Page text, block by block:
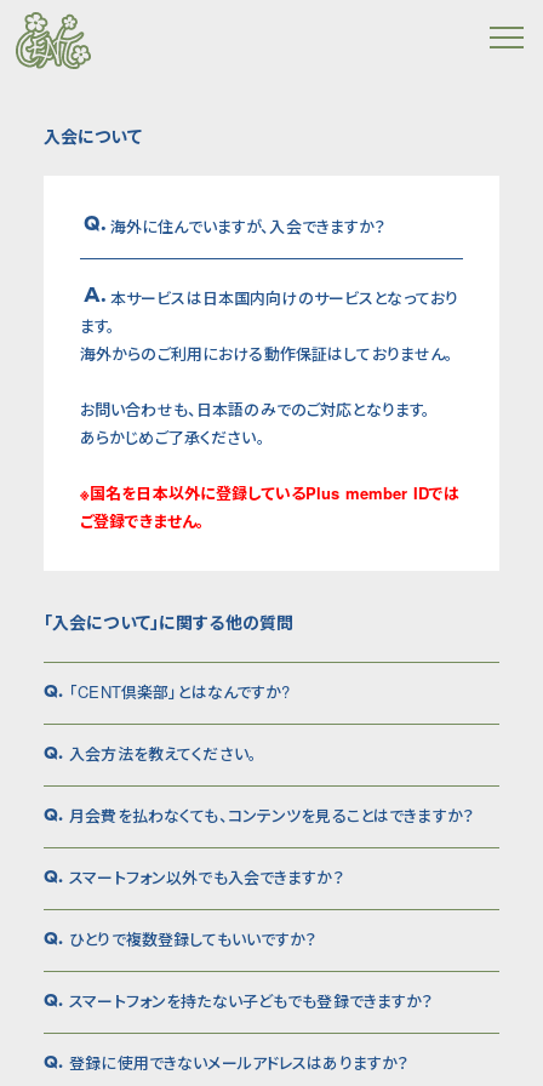
入会について
Q. 海外に住んでいますが、入会できますか？
A. 本サービスは日本国内向けのサービスとなっており
ます。
海外からのご利用における動作保証はしておりません。
お問い合わせも、日本語のみでのご対応となります。
あらかじめご了承ください。
※国名を日本以外に登録しているPlus member IDでは
ご登録できません。
「入会について」に関する他の質問
Q. 「CENT倶楽部」とはなんですか?
Q. 入会方法を教えてください。
Q. 月会費を払わなくても、コンテンツを見ることはできますか？
Q. スマートフォン以外でも入会できますか？
Q. ひとりで複数登録してもいいですか？
Q. スマートフォンを持たない子どもでも登録できますか？
Q. 登録に使用できないメールアドレスはありますか？